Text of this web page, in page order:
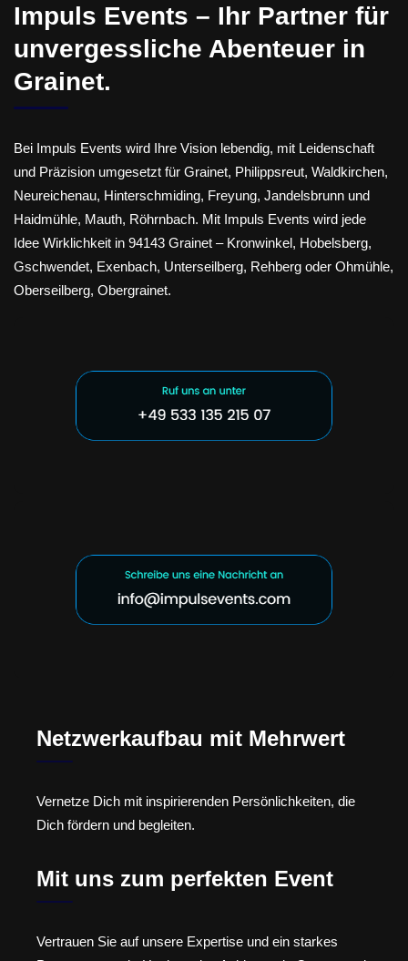
Impuls Events – Ihr Partner für
unvergessliche Abenteuer in
Grainet.
Bei Impuls Events wird Ihre Vision lebendig, mit Leidenschaft
und Präzision umgesetzt für Grainet, Philippsreut, Waldkirchen,
Neureichenau, Hinterschmiding, Freyung, Jandelsbrunn und
Haidmühle, Mauth, Röhrnbach. Mit Impuls Events wird jede
Idee Wirklichkeit in 94143 Grainet – Kronwinkel, Hobelsberg,
Gschwendet, Exenbach, Unterseilberg, Rehberg oder Ohmühle,
Oberseilberg, Obergrainet.
Netzwerkaufbau mit Mehrwert
Vernetze Dich mit inspirierenden Persönlichkeiten, die
Dich fördern und begleiten.
Mit uns zum perfekten Event
Vertrauen Sie auf unsere Expertise und ein starkes